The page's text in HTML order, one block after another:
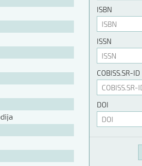
ISBN
ISSN
COBISS.SR-ID
DOI